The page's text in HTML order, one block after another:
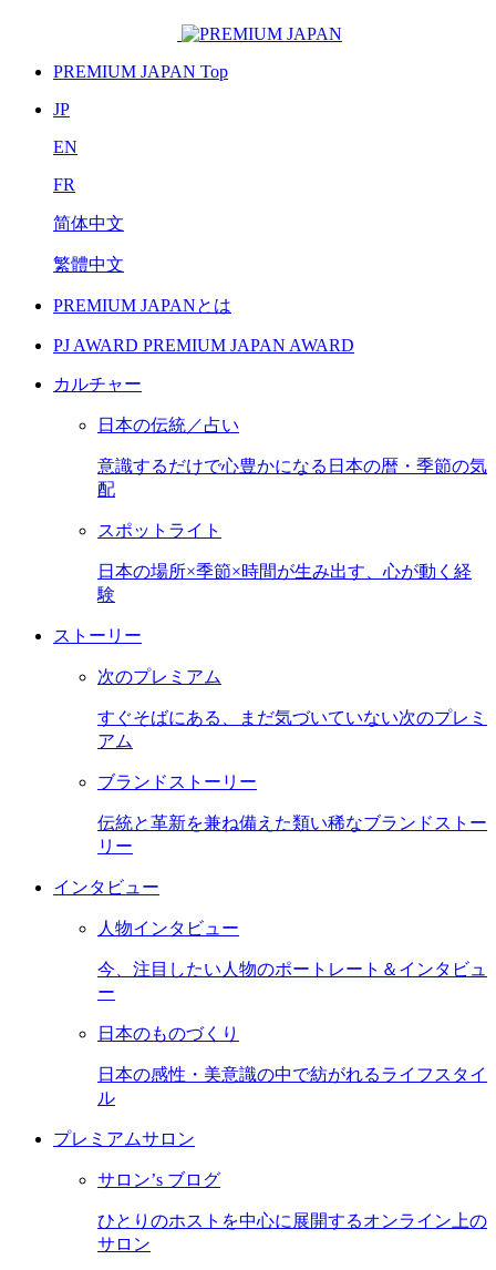
PREMIUM JAPAN Top
JP
EN
FR
简体中文
繁體中文
PREMIUM JAPANとは
PJ AWARD PREMIUM JAPAN AWARD
カルチャー
日本の伝統／占い
意識するだけで心豊かになる日本の暦・季節の気
配
スポットライト
日本の場所×季節×時間が生み出す、心が動く経
験
ストーリー
次のプレミアム
すぐそばにある、まだ気づいていない次のプレミ
アム
ブランドストーリー
伝統と革新を兼ね備えた類い稀なブランドストー
リー
インタビュー
人物インタビュー
今、注目したい人物のポートレート＆インタビュ
ー
日本のものづくり
日本の感性・美意識の中で紡がれるライフスタイ
ル
プレミアムサロン
サロン’s ブログ
ひとりのホストを中心に展開するオンライン上の
サロン